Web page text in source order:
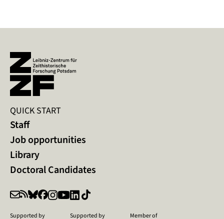
QUICK START
Staff
Job opportunities
Library
Doctoral Candidates
Supported by Supported by Member of